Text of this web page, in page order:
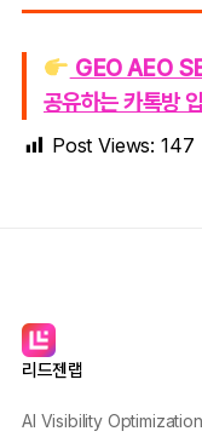
GEO AEO
공유하는 카톡방
Post Views: 147
리드젠랩
AI Visibility